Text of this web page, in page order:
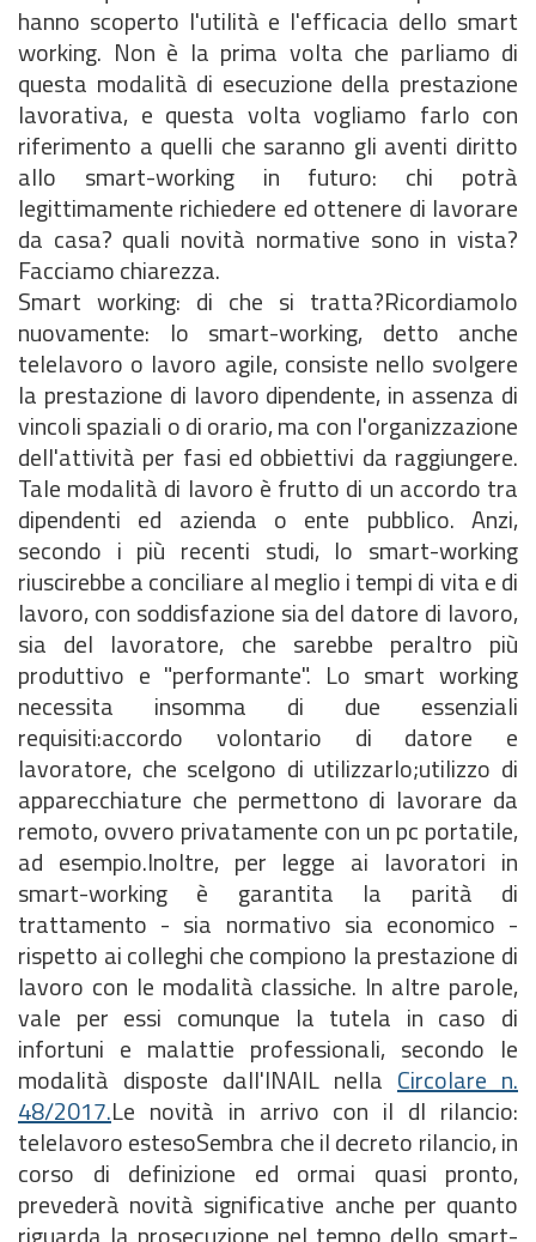
hanno scoperto l'utilità e l'efficacia dello smart
working. Non è la prima volta che parliamo di
questa modalità di esecuzione della prestazione
lavorativa, e questa volta vogliamo farlo con
riferimento a quelli che saranno gli aventi diritto
allo smart-working in futuro: chi potrà
legittimamente richiedere ed ottenere di lavorare
da casa? quali novità normative sono in vista?
Facciamo chiarezza.
Smart working: di che si tratta?Ricordiamolo
nuovamente: lo smart-working, detto anche
telelavoro o lavoro agile, consiste nello svolgere
la prestazione di lavoro dipendente, in assenza di
vincoli spaziali o di orario, ma con l'organizzazione
dell'attività per fasi ed obbiettivi da raggiungere.
Tale modalità di lavoro è frutto di un accordo tra
dipendenti ed azienda o ente pubblico. Anzi,
secondo i più recenti studi, lo smart-working
riuscirebbe a conciliare al meglio i tempi di vita e di
lavoro, con soddisfazione sia del datore di lavoro,
sia del lavoratore, che sarebbe peraltro più
produttivo e "performante". Lo smart working
necessita insomma di due essenziali
requisiti:accordo volontario di datore e
lavoratore, che scelgono di utilizzarlo;utilizzo di
apparecchiature che permettono di lavorare da
remoto, ovvero privatamente con un pc portatile,
ad esempio.Inoltre, per legge ai lavoratori in
smart-working è garantita la parità di
trattamento - sia normativo sia economico -
rispetto ai colleghi che compiono la prestazione di
lavoro con le modalità classiche. In altre parole,
vale per essi comunque la tutela in caso di
infortuni e malattie professionali, secondo le
modalità disposte dall'INAIL nella Circolare n.
48/2017.Le novità in arrivo con il dl rilancio:
telelavoro estesoSembra che il decreto rilancio, in
corso di definizione ed ormai quasi pronto,
prevederà novità significative anche per quanto